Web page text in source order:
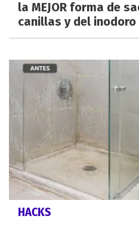
la MEJOR forma de
canillas y del inodoro
HACKS